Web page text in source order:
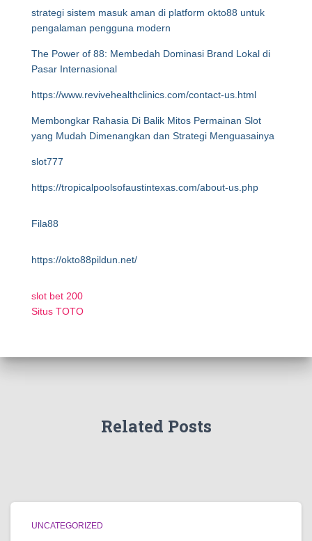
strategi sistem masuk aman di platform okto88 untuk
pengalaman pengguna modern
The Power of 88: Membedah Dominasi Brand Lokal di
Pasar Internasional
https://www.revivehealthclinics.com/contact-us.html
Membongkar Rahasia Di Balik Mitos Permainan Slot
yang Mudah Dimenangkan dan Strategi Menguasainya
slot777
https://tropicalpoolsofaustintexas.com/about-us.php
Fila88
https://okto88pildun.net/
slot bet 200
Situs TOTO
Related Posts
UNCATEGORIZED